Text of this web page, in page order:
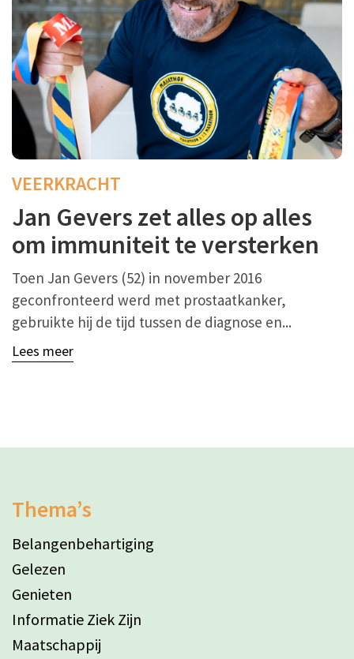
VEERKRACHT
Jan Gevers zet alles op alles
om immuniteit te versterken
Toen Jan Gevers (52) in november 2016
geconfronteerd werd met prostaatkanker,
gebruikte hij de tijd tussen de diagnose en...
Lees meer
Thema’s
Belangenbehartiging
Gelezen
Genieten
Informatie Ziek Zijn
Maatschappij